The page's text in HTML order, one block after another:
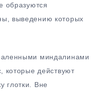
образуются
выведению которых
миндалинами
которые действуют
глотки. Вне